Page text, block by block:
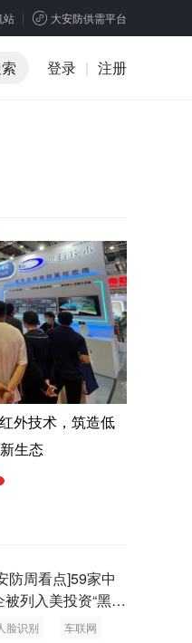
站 大安防供需平台
登录 | 注册
外技术，筑造低
生态
防周看点]59家中
被列入美投资“黑名
单” 中国信通院启动
脸识别 车联网